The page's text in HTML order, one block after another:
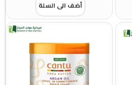
أضف الى السلة